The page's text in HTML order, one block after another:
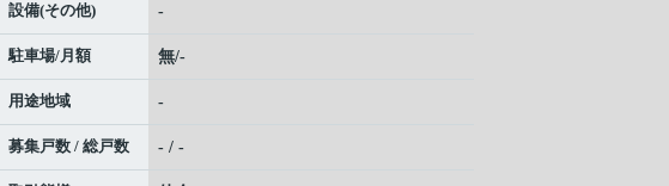
設備(その他) -
駐車場/月額 無/-
用途地域 -
募集戸数 / 総戸数 - / -